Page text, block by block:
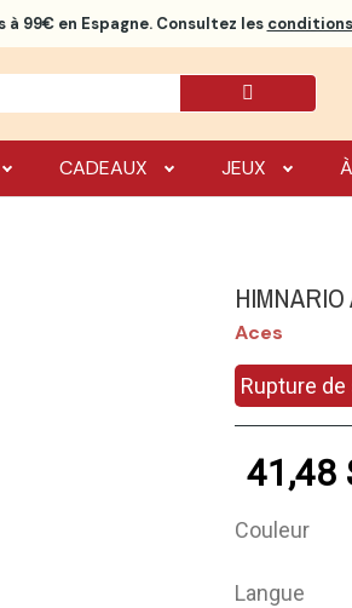
99€ en Espagne. Consultez les
CADEAUX JEUX
Aces
Rupture
41,48
Couleur
Langue